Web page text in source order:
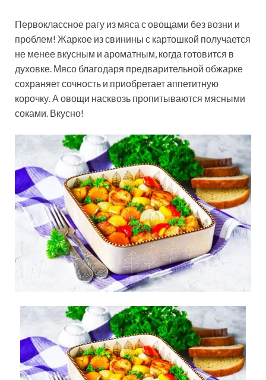
Первоклассное рагу из мяса с овощами без возни и
проблем! Жаркое из свинины с картошкой получается
не менее вкусным и ароматным, когда готовится в
духовке. Мясо благодаря предварительной обжарке
сохраняет сочность и приобретает аппетитную
корочку. А овощи насквозь пропитываются мясными
соками. Вкусно!